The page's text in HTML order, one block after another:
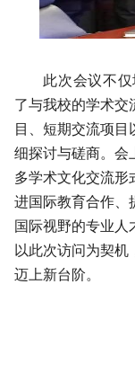
此次会议不
了与我校的学术交
目、短期交流项
细探讨与磋商。会
多学术文化交流形
进国际教育合作、
国际视野的专业人
以此次访问为契
迈上新台阶。